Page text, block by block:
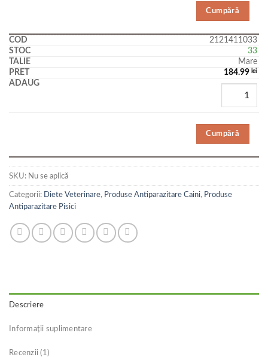
Cumpără
2121411033
33
Mare
184.99 lei
Cumpără
SKU: Nu se aplică
Categorii: Diete Veterinare, Produse Antiparazitare Caini, Produse
Antiparazitare Pisici
Descriere
Informații suplimentare
Recenzii (1)